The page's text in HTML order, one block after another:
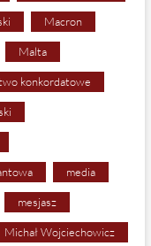
Macron
Malta
konkordatowe
media
mesjasz
Michał Wojciechowicz